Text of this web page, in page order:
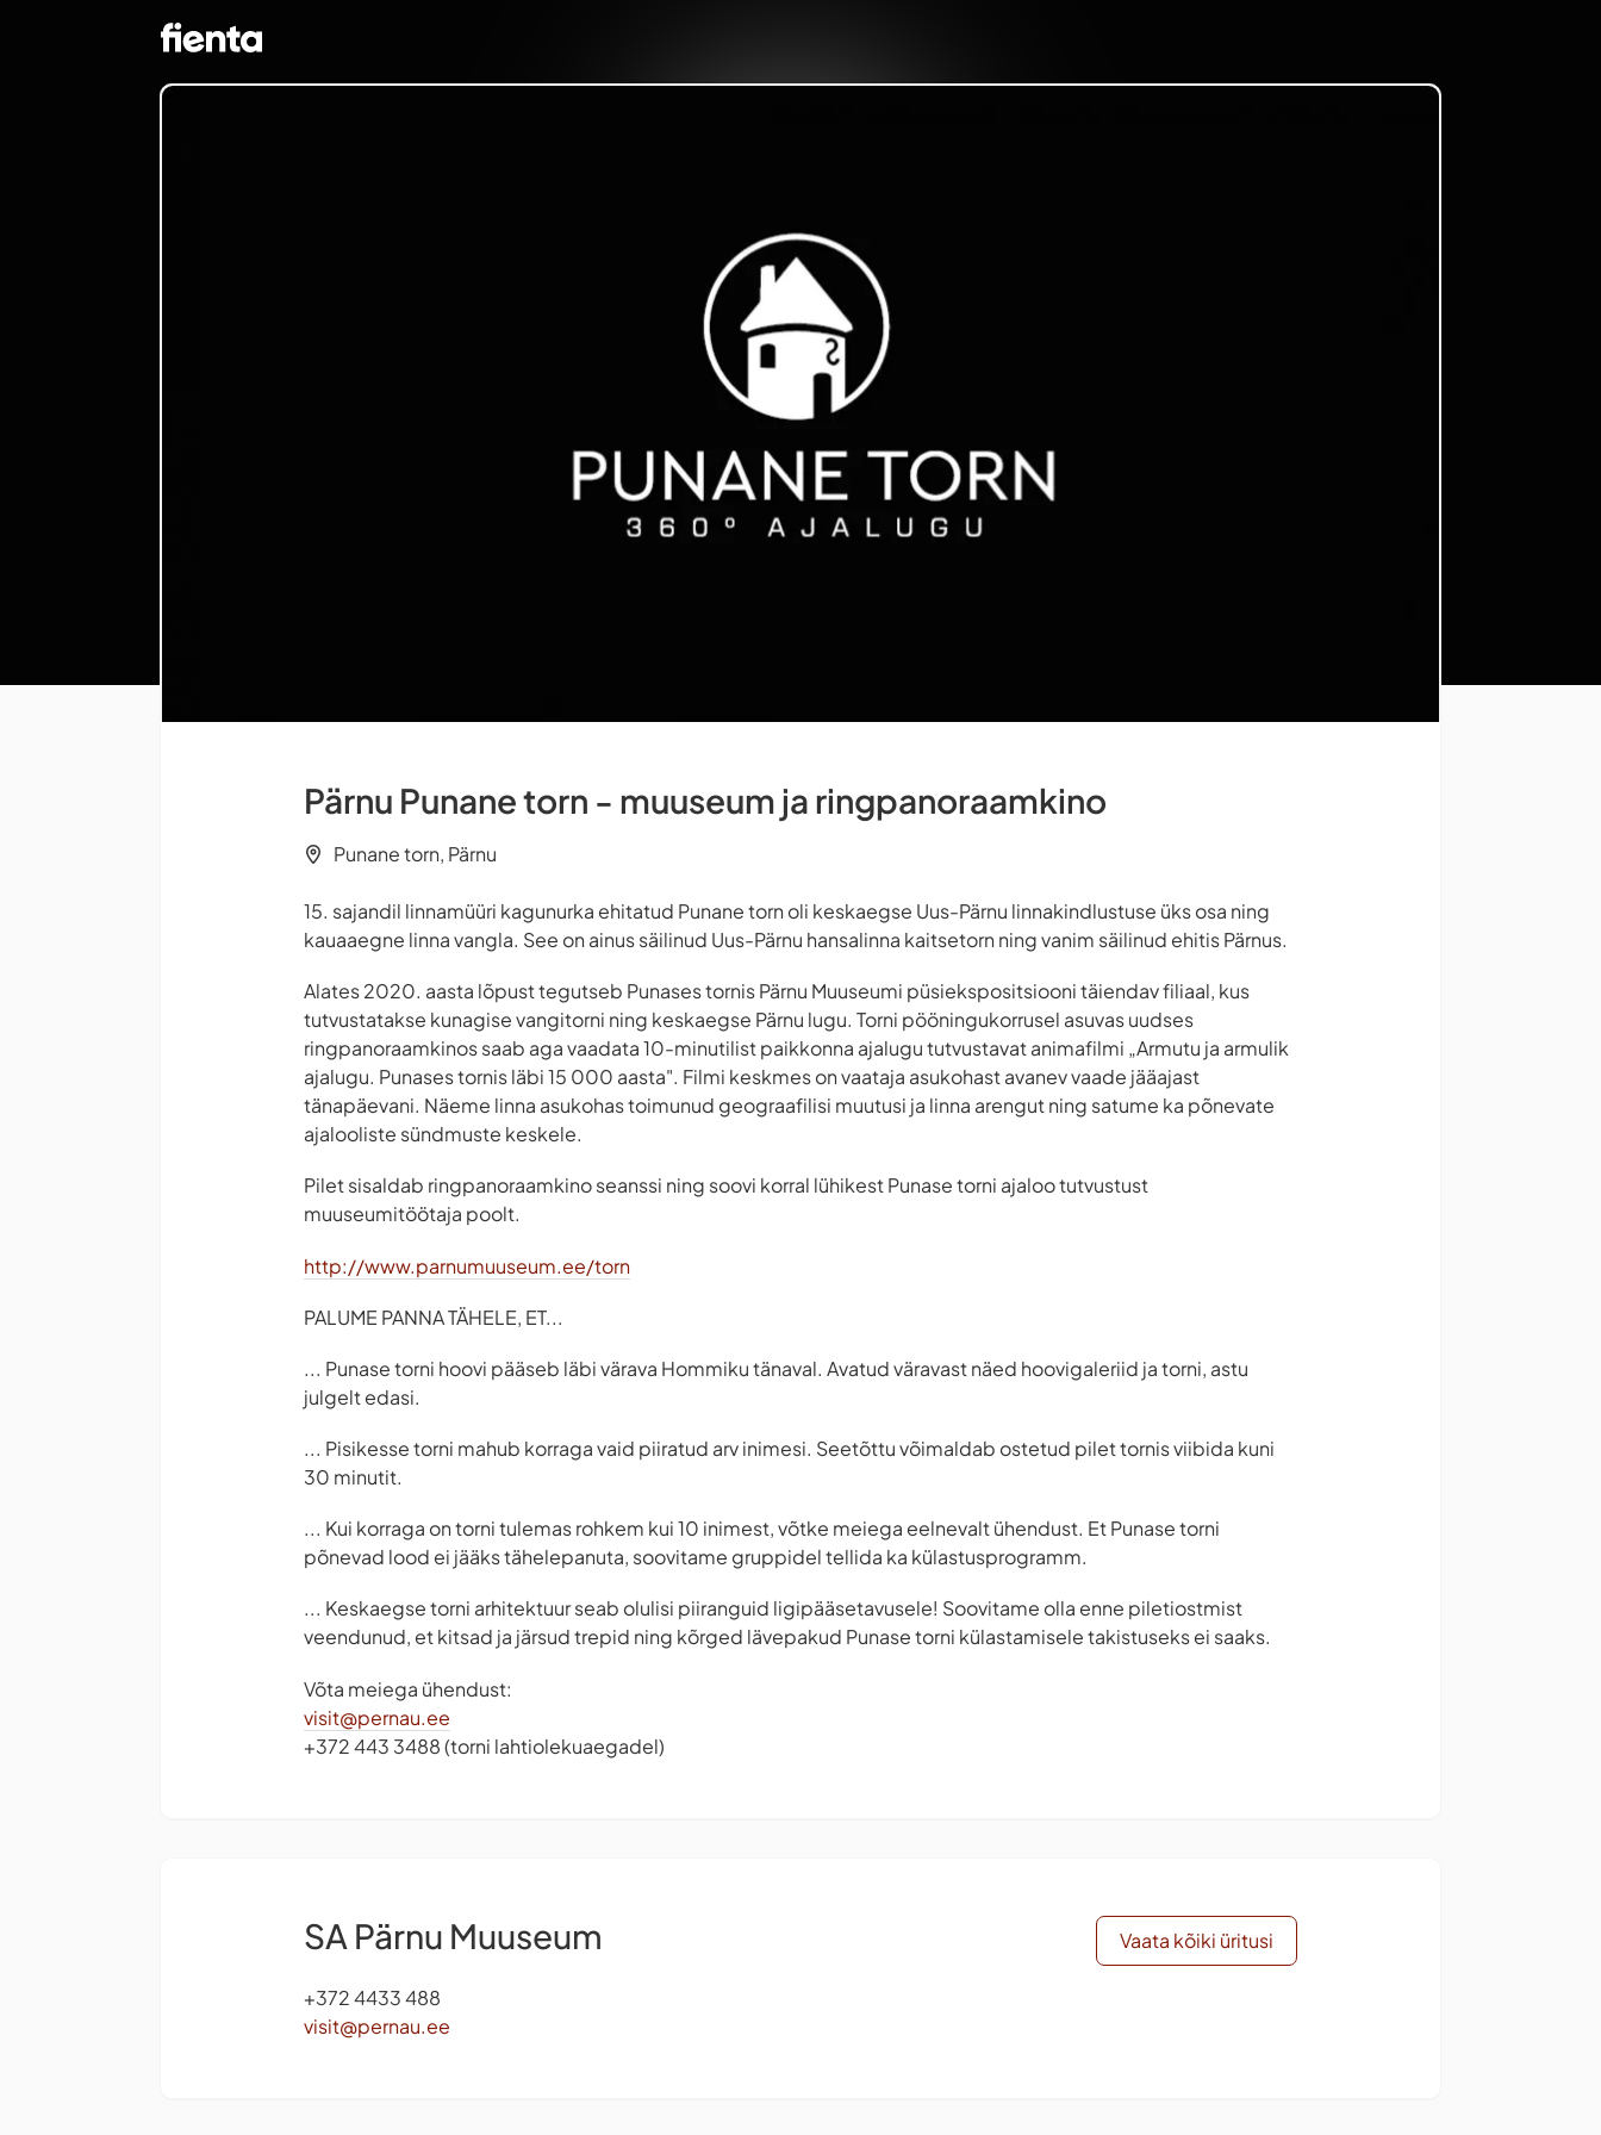
Pärnu Punane torn - muuseum ja ringpanoraamkino
Punane torn, Pärnu
15. sajandil linnamüüri kagunurka ehitatud Punane torn oli keskaegse Uus-Pärnu linnakindlustuse üks osa ning
kauaaegne linna vangla. See on ainus säilinud Uus-Pärnu hansalinna kaitsetorn ning vanim säilinud ehitis Pärnus.
Alates 2020. aasta lõpust tegutseb Punases tornis Pärnu Muuseumi püsiekspositsiooni täiendav filiaal, kus
tutvustatakse kunagise vangitorni ning keskaegse Pärnu lugu. Torni pööningukorrusel asuvas uudses
ringpanoraamkinos saab aga vaadata 10-minutilist paikkonna ajalugu tutvustavat animafilmi „Armutu ja armulik
ajalugu. Punases tornis läbi 15 000 aasta". Filmi keskmes on vaataja asukohast avanev vaade jääajast
tänapäevani. Näeme linna asukohas toimunud geograafilisi muutusi ja linna arengut ning satume ka põnevate
ajalooliste sündmuste keskele.
Pilet sisaldab ringpanoraamkino seanssi ning soovi korral lühikest Punase torni ajaloo tutvustust
muuseumitöötaja poolt.
http://www.parnumuuseum.ee/torn
PALUME PANNA TÄHELE, ET...
... Punase torni hoovi pääseb läbi värava Hommiku tänaval. Avatud väravast näed hoovigaleriid ja torni, astu
julgelt edasi.
... Pisikesse torni mahub korraga vaid piiratud arv inimesi. Seetõttu võimaldab ostetud pilet tornis viibida kuni
30 minutit.
... Kui korraga on torni tulemas rohkem kui 10 inimest, võtke meiega eelnevalt ühendust. Et Punase torni
põnevad lood ei jääks tähelepanuta, soovitame gruppidel tellida ka külastusprogramm.
... Keskaegse torni arhitektuur seab olulisi piiranguid ligipääsetavusele! Soovitame olla enne piletiostmist
veendunud, et kitsad ja järsud trepid ning kõrged lävepakud Punase torni külastamisele takistuseks ei saaks.
Võta meiega ühendust:
visit@pernau.ee
+372 443 3488 (torni lahtiolekuaegadel)
SA Pärnu Muuseum
+372 4433 488
visit@pernau.ee
Vaata kõiki üritusi